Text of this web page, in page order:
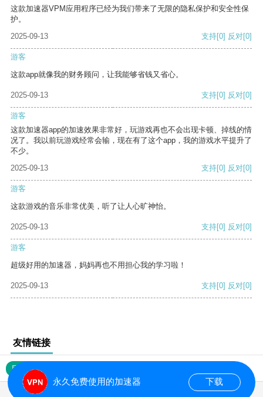
这款加速器VPM应用程序已经为我们带来了无限的隐私保护和安全性保
护。
2025-09-13
支持[0] 反对[0]
游客
这款app就像我的财务顾问，让我能够省钱又省心。
2025-09-13 支持[0] 反对[0]
游客
这款加速器app的加速效果非常好，玩游戏再也不会出现卡顿、掉线的情
况了。我以前玩游戏经常会输，现在有了这个app，我的游戏水平提升了
不少。
2025-09-13
支持[0] 反对[0]
游客
这款游戏的音乐非常优美，听了让人心旷神怡。
2025-09-13 支持[0] 反对[0]
游客
超级好用的加速器，妈妈再也不用担心我的学习啦！
2025-09-13 支持[0] 反对[0]
友情链接
网站地图
永久免费使用的加速器 下载